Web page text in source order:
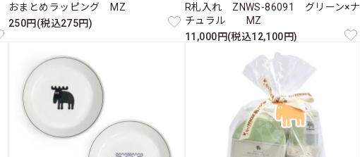
おまとめラッピング MZ
250円(税込275円)
R札入れ ZNWS-86091 グリーン×ナ
チュラル MZ
11,000円(税込12,100円)